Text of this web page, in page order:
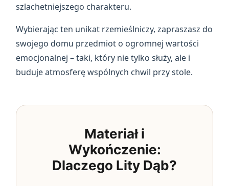
szlachetniejszego charakteru.
Wybierając ten unikat rzemieślniczy, zapraszasz do
swojego domu przedmiot o ogromnej wartości
emocjonalnej – taki, który nie tylko służy, ale i
buduje atmosferę wspólnych chwil przy stole.
Materiał i
Wykończenie:
Dlaczego Lity Dąb?